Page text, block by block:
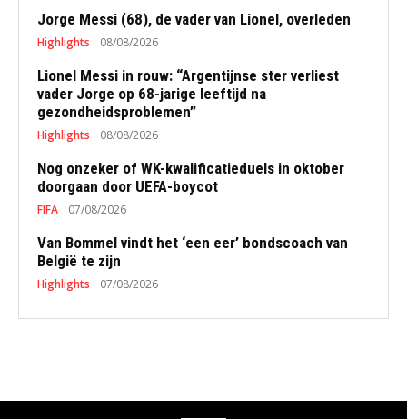
Jorge Messi (68), de vader van Lionel, overleden
Highlights 08/08/2026
Lionel Messi in rouw: “Argentijnse ster verliest
vader Jorge op 68-jarige leeftijd na
gezondheidsproblemen”
Highlights 08/08/2026
Nog onzeker of WK-kwalificatieduels in oktober
doorgaan door UEFA-boycot
FIFA 07/08/2026
Van Bommel vindt het ‘een eer’ bondscoach van
België te zijn
Highlights 07/08/2026